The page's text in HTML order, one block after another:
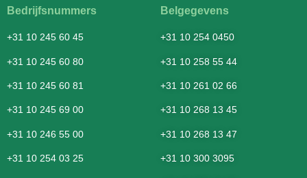
Bedrijfsnummers
+31 10 245 60 45
+31 10 245 60 80
+31 10 245 60 81
+31 10 245 69 00
+31 10 246 55 00
+31 10 254 03 25
Belgegevens
+31 10 254 0450
+31 10 258 55 44
+31 10 261 02 66
+31 10 268 13 45
+31 10 268 13 47
+31 10 300 3095